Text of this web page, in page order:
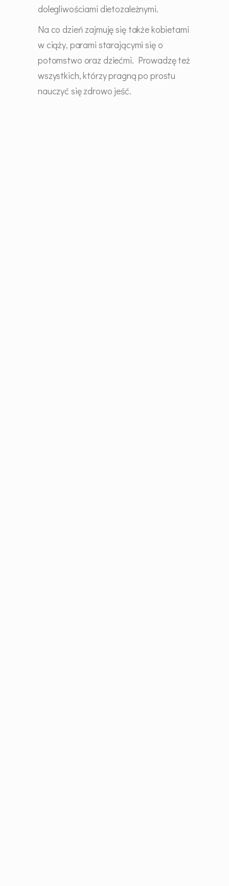
dolegliwościami dietozależnymi.
Na co dzień zajmuję się także kobietami
w ciąży, parami starającymi się o
potomstwo oraz dziećmi. Prowadzę też
wszystkich, którzy pragną po prostu
nauczyć się zdrowo jeść.